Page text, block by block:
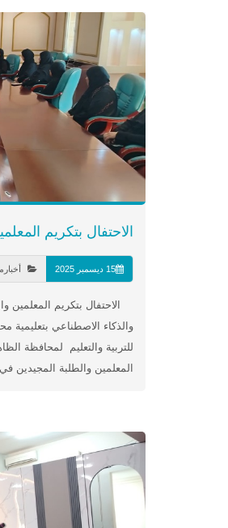
الاحتفال بتكريم
15 ديسمبر 2025
الاحتفال بتكريم المعلمين
والذكاء الاصطناعي
للتربية والتعليم لمحافظة
المعلمين والطلبة المجيدين